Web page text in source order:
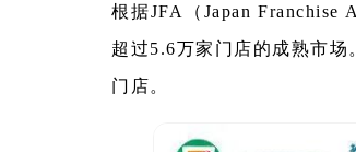
根据JFA（Japan Franchise
超过5.6万家门店的成熟市场
门店。